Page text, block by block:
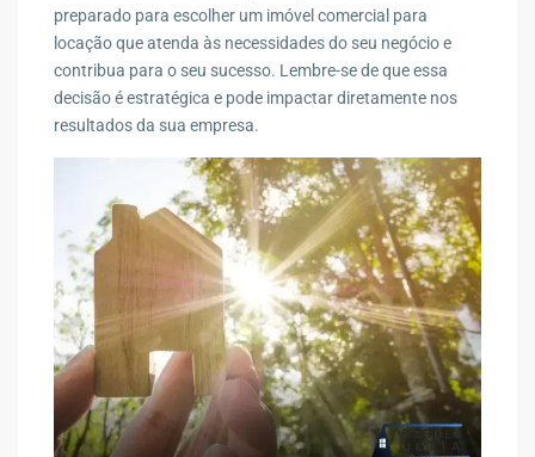
preparado para escolher um imóvel comercial para
locação que atenda às necessidades do seu negócio e
contribua para o seu sucesso. Lembre-se de que essa
decisão é estratégica e pode impactar diretamente nos
resultados da sua empresa.